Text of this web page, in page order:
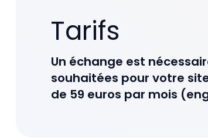
Tarifs
Un échange est
souhaitées pour votre
de 59 euros par mois